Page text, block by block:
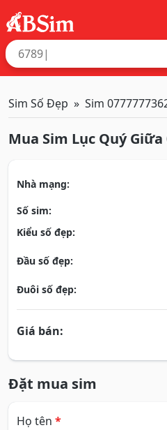
Sim Số Đẹp Sim
Mua Sim Lục Quý Giữa
Nhà mạng:
Số sim:
Kiểu số đẹp:
Đầu số đẹp:
Đuôi số đẹp:
Giá bán:
Đặt mua sim
Họ tên *